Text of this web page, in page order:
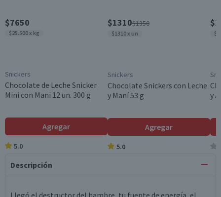
$7650
$25.500 x kg
Snickers
Chocolate de Leche Snicker
Mini con Mani 12 un. 300 g
Agregar
5.0
$1310$1350
$1310 x un
Snickers
Chocolate Snickers con Leche
y Maní 53 g
Agregar
5.0
y
Descripción
Llegó el destructor del hambre, tu fuente de energía, el